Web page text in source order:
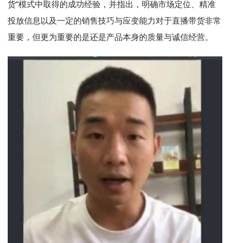
货“模式中取得的成功经验，并指出，明确市场定位、精准
投放信息以及一定的销售技巧与应变能力对于直播带货非常
重要，但更为重要的是还是产品本身的质量与诚信经营。